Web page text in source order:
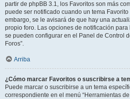
partir de phpBB 3.1, los Favoritos son más
puede ser notificado cuando un tema
embargo, se le avisará de que hay una
propio foro. Las opciones de notificación
se pueden configurar en el Panel de Control
Foros”.
Arriba
¿Cómo marcar Favoritos o suscribirse a
Puede marcar o suscribirse a un tema
correspondiente en el menú “Herramientas